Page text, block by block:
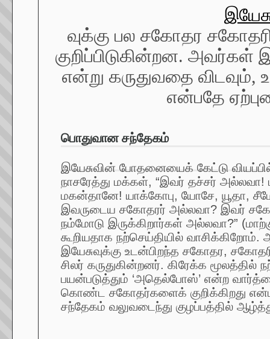
வுக்கு பல சகோதர
குறிப்பிடுகின்றன. அவர்கள்
என்று கருதுவதை
என்பதே
பொதுவான சந்தேகம்
இயேசுவின் போதனையைக் கேட்டு
நாசரேத்து மக்கள், “இவர் தச்சர் அல்லவா!
மகன்தானே! யாக்கோபு, யோசே, யூதா,
இவருடைய சகோதரர் அல்லவா? இவர்
நம்மோடு இருக்கிறார்கள் அல்லவா?”
கூறியதாக நற்செய்தியில்
இயேசுவுக்கு உடன்பிறந்த சகோதர,
சிலர் கருதுகின்றனர். கிரேக்க மூலத்தில்
பயன்படுத்தும் ‘அதெல்போஸ்’ என்ற
கொண்ட சகோதர்களைக் குறிக்கிறது
சந்தேகம் வலுவடைந்து குழப்பத்தில்